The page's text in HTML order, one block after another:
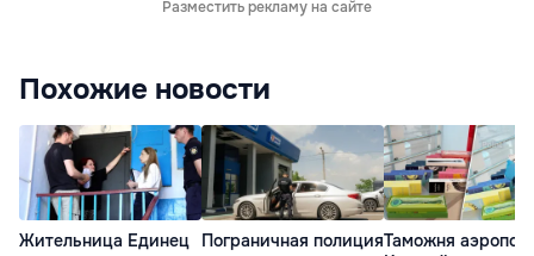
Разместить рекламу на сайте
Похожие новости
Жительница Единец
Пограничная полицияТаможня